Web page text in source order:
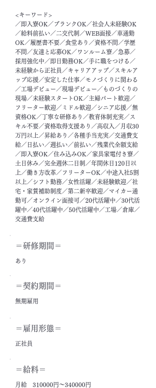
<キーワード>
／即入寮OK／ブランクOK／社会人未経験OK
／給料前払い／二交代制／WEB面接／車通勤
OK／履歴書不要／食堂あり／資格不問／学歴
不問／友達と応募OK／ワンルーム寮／急募／
採用強化中／即日勤務OK／手に職をつける／
未経験から正社員／キャリアアップ／スキルア
ップ応援／安定した仕事／モノづくりに関わる
／工場デビュー／現場デビュー／ものづくりの
現場／未経験スタートOK／主婦パート歓迎／
フリーター歓迎／ミドル歓迎／シニア応援／無
資格OK／丁寧な研修あり／教育体制充実／ス
キル不要／資格取得支援あり／高収入／月収30
万円以上／昇給あり／各種手当充実／交通費支
給／日払い／週払い／前払い／残業代全額支給
／即入寮OK／住み込みOK／家具家電付き寮／
土日休み／完全週休二日制／年間休日120日以
上／働き方改革／フリーターOK／中途入社5割
以上／シフト勤務／女性活躍／未経験歓迎／社
宅・家賃補助制度／第二新卒歓迎／マイカー通
勤可／オンライン面接可／20代活躍中／30代活
躍中／40代活躍中／50代活躍中／工場／倉庫／
交通費支給
＝​研修期間＝
あり
＝契約期間＝
無期雇用
＝雇用形態＝
正社員
＝給料＝
月給 310000円～340000円